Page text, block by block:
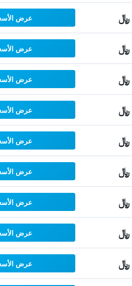
عرض
عرض
عرض
عرض
عرض
عرض
عرض
عرض
عرض